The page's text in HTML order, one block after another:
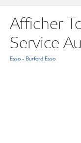
Afficher
Service
Esso - Burford Esso